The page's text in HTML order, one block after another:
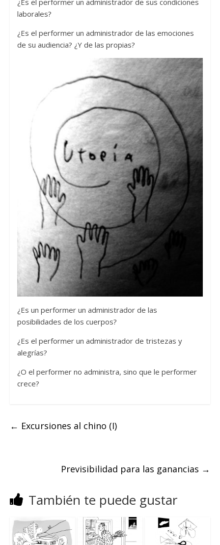
laborales?
¿Es el performer un administrador de las emociones
de su audiencia? ¿Y de las propias?
¿Es un performer un administrador de las
posibilidades de los cuerpos?
¿Es el performer un administrador de tristezas y
alegrías?
¿O el performer no administra, sino que le performer
crece?
← Excursiones al chino (I)
Previsibilidad para las ganancias →
También te puede gustar